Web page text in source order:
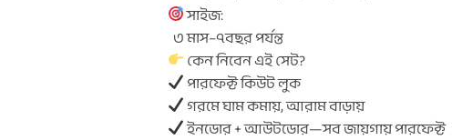
সাইজ:
৩ মাস–৭বছর পর্যন্ত
কেন নিবেন এই সেট?
পারফেক্ট কিউট লুক
গরমে ঘাম কমায়, আরাম বাড়ায়
ইনডোর + আউটডোর—সব জায়গায় পারফেক্ট